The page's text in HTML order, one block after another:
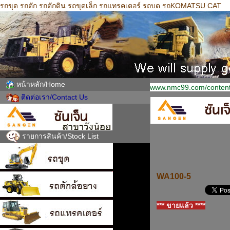
รถขุด รถตัก รถตักดิน รถขุดเล็ก รถแทรคเตอร์ รถบด รถKOMATSU CAT
หน้าหลัก/Home
ติดต่อเรา/Contact Us
รายการสินค้า/Stock List
www.nmc99.com/
WA100-5
*** ขายแล้ว ****